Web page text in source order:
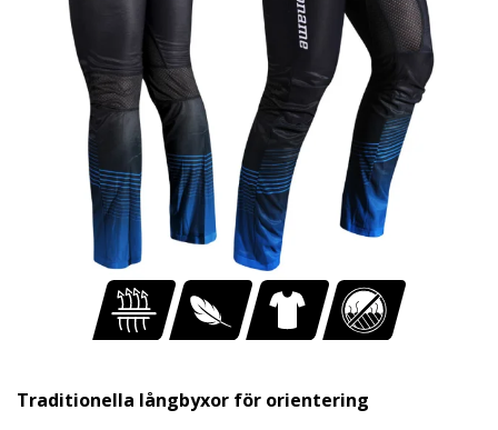
Traditionella långbyxor för orientering